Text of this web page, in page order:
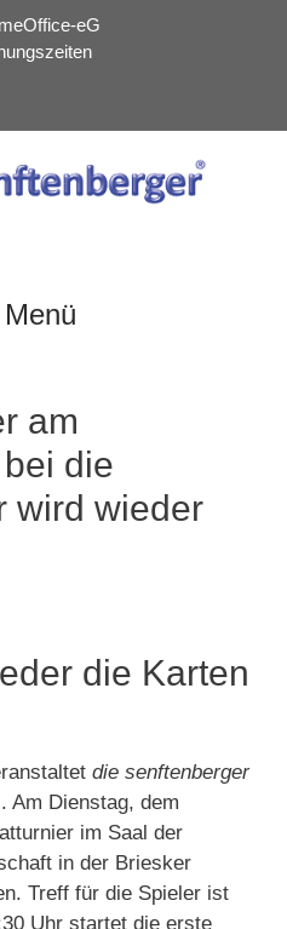
eG
Menü
am
die
wird wieder
die Karten
die senftenberger
Am Dienstag, dem
im Saal der
in der Briesker
Treff für die Spieler ist
Uhr startet die erste